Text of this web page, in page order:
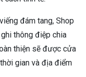
đám tang, Shop
thông điệp chia
thiện sẽ được cửa
gian và địa điểm